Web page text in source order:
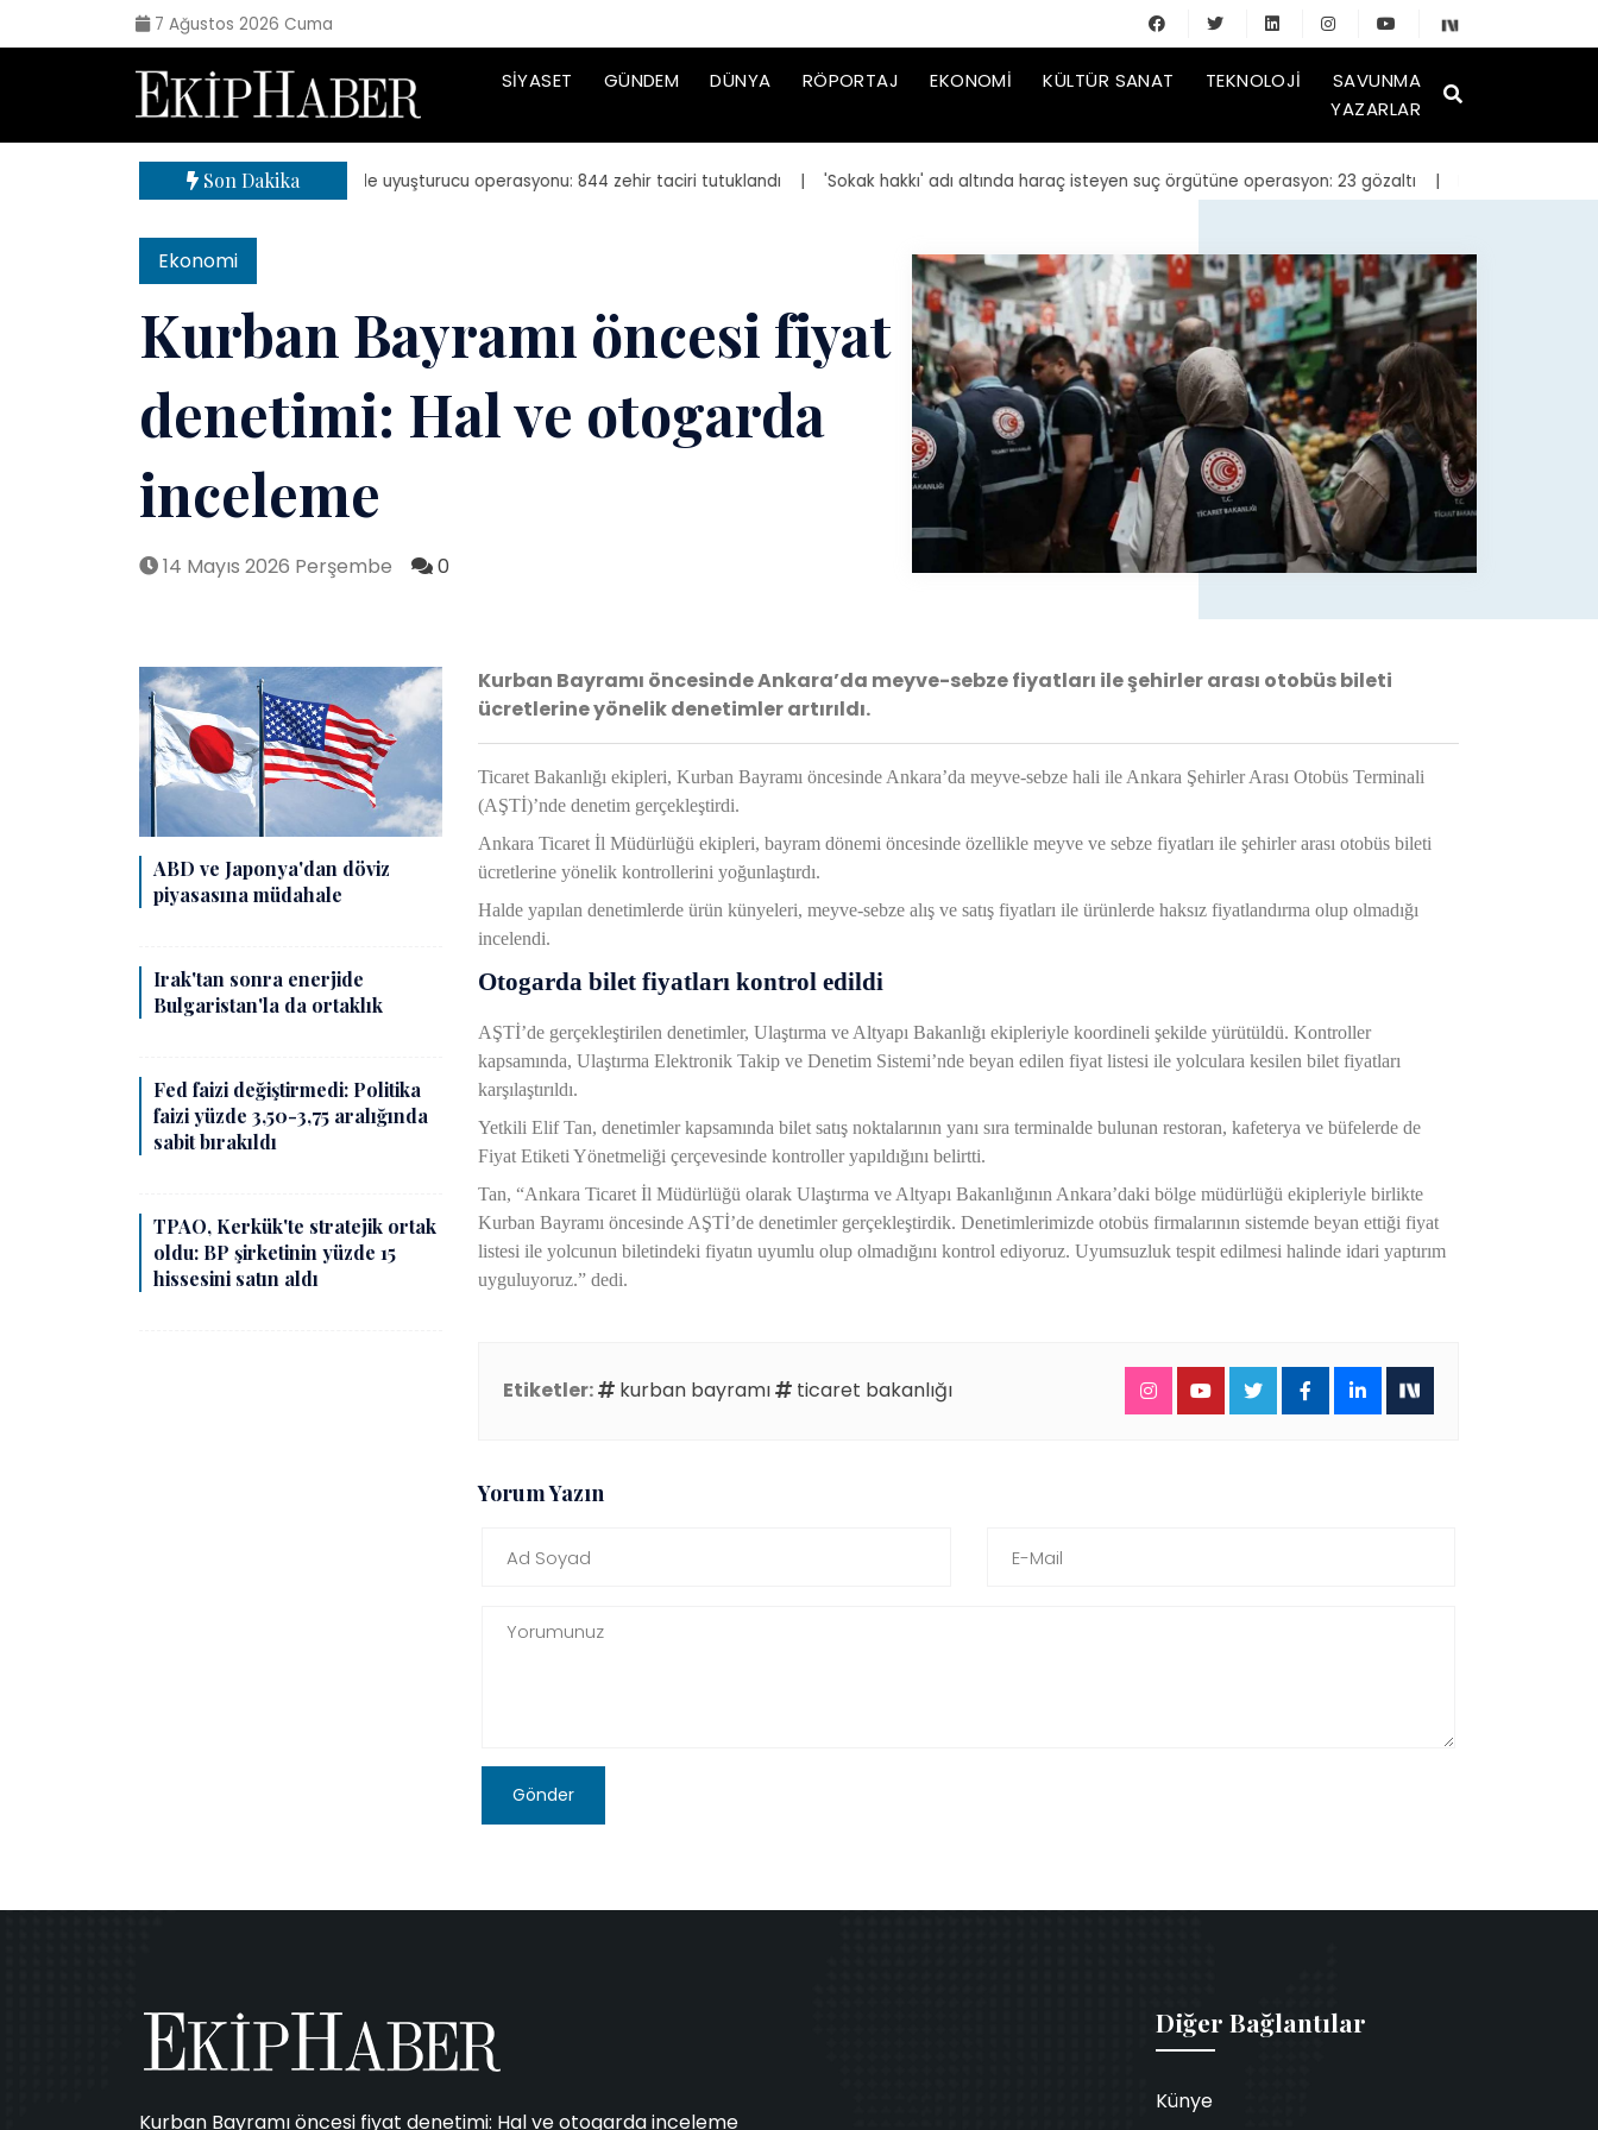
7 Ağustos 2026 Cuma
SIYASET GÜNDEM DÜNYA RÖPORTAJ EKONOMI KÜLTÜR SANAT TEKNOLOJI
SAVUNMA
YAZARLAR
Son Dakika| 71 ilde uyuşturucu operasyonu: 844 zehir taciri tutuklandı | 'Sokak hakkı' adı altında haraç isteyen suç örgütüne operasyon: 23 gözaltı | Bakan Kurum, yeniden
Ekonomi
Kurban Bayramı öncesi fiyat
denetimi: Hal ve otogarda
inceleme
14 Mayıs 2026 Perşembe 0
Kurban Bayramı öncesinde Ankara’da meyve-sebze fiyatları ile şehirler arası otobüs bileti
ücretlerine yönelik denetimler artırıldı.
Ticaret Bakanlığı ekipleri, Kurban Bayramı öncesinde Ankara’da meyve-sebze hali ile Ankara Şehirler Arası Otobüs Terminali
(AŞTİ)’nde denetim gerçekleştirdi.
Ankara Ticaret İl Müdürlüğü ekipleri, bayram dönemi öncesinde özellikle meyve ve sebze fiyatları ile şehirler arası otobüs bileti
ücretlerine yönelik kontrollerini yoğunlaştırdı.
Halde yapılan denetimlerde ürün künyeleri, meyve-sebze alış ve satış fiyatları ile ürünlerde haksız fiyatlandırma olup olmadığı
incelendi.
Otogarda bilet fiyatları kontrol edildi
AŞTİ’de gerçekleştirilen denetimler, Ulaştırma ve Altyapı Bakanlığı ekipleriyle koordineli şekilde yürütüldü. Kontroller
kapsamında, Ulaştırma Elektronik Takip ve Denetim Sistemi’nde beyan edilen fiyat listesi ile yolculara kesilen bilet fiyatları
karşılaştırıldı.
Yetkili Elif Tan, denetimler kapsamında bilet satış noktalarının yanı sıra terminalde bulunan restoran, kafeterya ve büfelerde de
Fiyat Etiketi Yönetmeliği çerçevesinde kontroller yapıldığını belirtti.
Tan, “Ankara Ticaret İl Müdürlüğü olarak Ulaştırma ve Altyapı Bakanlığının Ankara’daki bölge müdürlüğü ekipleriyle birlikte
Kurban Bayramı öncesinde AŞTİ’de denetimler gerçekleştirdik. Denetimlerimizde otobüs firmalarının sistemde beyan ettiği fiyat
listesi ile yolcunun biletindeki fiyatın uyumlu olup olmadığını kontrol ediyoruz. Uyumsuzluk tespit edilmesi halinde idari yaptırım
uyguluyoruz.” dedi.
Etiketler: kurban bayramı ticaret bakanlığı
Yorum Yazın
Gönder
ABD ve Japonya'dan döviz
piyasasına müdahale
Irak'tan sonra enerjide
Bulgaristan'la da ortaklık
Fed faizi değiştirmedi: Politika
faizi yüzde 3,50-3,75 aralığında
sabit bırakıldı
TPAO, Kerkük'te stratejik ortak
oldu: BP şirketinin yüzde 15
hissesini satın aldı
Kurban Bayramı öncesi fiyat denetimi: Hal ve otogarda inceleme
Diğer Bağlantılar
Künye